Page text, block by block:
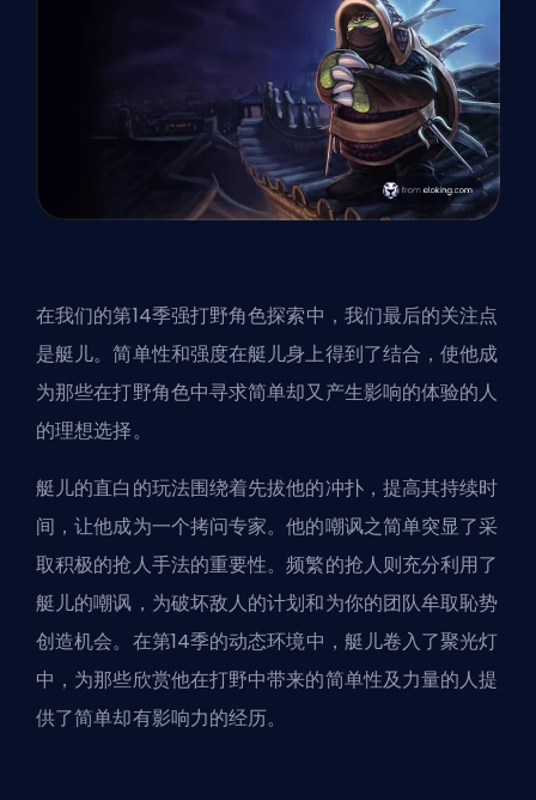
在我们的第14季强打野角色探索中，我们最后的关注点
是艇儿。简单性和强度在艇儿身上得到了结合，使他成
为那些在打野角色中寻求简单却又产生影响的体验的人
的理想选择。
艇儿的直白的玩法围绕着先拔他的冲扑，提高其持续时
间，让他成为一个拷问专家。他的嘲讽之简单突显了采
取积极的抢人手法的重要性。频繁的抢人则充分利用了
艇儿的嘲讽，为破坏敌人的计划和为你的团队牟取恥势
创造机会。在第14季的动态环境中，艇儿卷入了聚光灯
中，为那些欣赏他在打野中带来的简单性及力量的人提
供了简单却有影响力的经历。